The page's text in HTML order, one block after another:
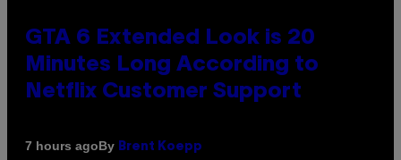
GTA 6 Extended Look is 20
Minutes Long According to
Netflix Customer Support
7 hours agoBy Brent Koepp